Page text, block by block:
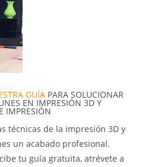
GUÍA PARA SOLUCIONAR
EN IMPRESIÓN 3D Y
IMPRESIÓN
técnicas de la impresión 3D y
un acabado profesional.
tu guía gratuita, atrévete a